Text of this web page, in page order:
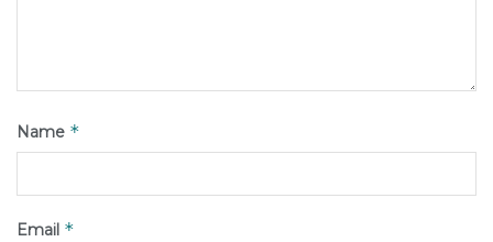
Name *
Email *